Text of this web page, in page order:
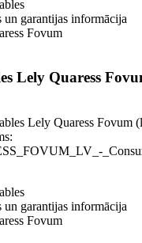
un garantijas informācija
Fovum
Lely Quaress
Lely Quaress Fovum
un garantijas informācija
Fovum